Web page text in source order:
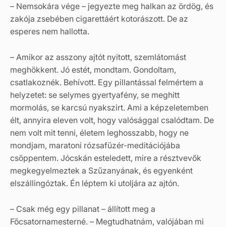
– Nemsokára vége – jegyezte meg halkan az ördög, és
zakója zsebében cigarettáért kotorászott. De az
esperes nem hallotta.
– Amikor az asszony ajtót nyitott, szemlátomást
meghökkent. Jó estét, mondtam. Gondoltam,
csatlakoznék. Behívott. Egy pillantással felmértem a
helyzetet: se selymes gyertyafény, se meghitt
mormolás, se karcsú nyakszirt. Ami a képzeletemben
élt, annyira eleven volt, hogy valósággal csalódtam. De
nem volt mit tenni, életem leghosszabb, hogy ne
mondjam, maratoni rózsafüzér-meditációjába
csöppentem. Jócskán esteledett, mire a résztvevők
megkegyelmeztek a Szűzanyának, és egyenként
elszállingóztak. Én léptem ki utoljára az ajtón.
– Csak még egy pillanat – állított meg a
Főcsatornamesterné. – Megtudhatnám, valójában mi